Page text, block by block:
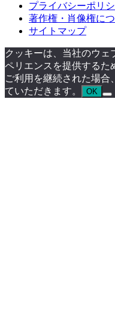
プライバシーポリ
著作権・肖像権に
サイトマップ
クッキーは、当社のウェ
ペリエンスを提供するた
ご利用を継続された場合
ていただきます。
OK